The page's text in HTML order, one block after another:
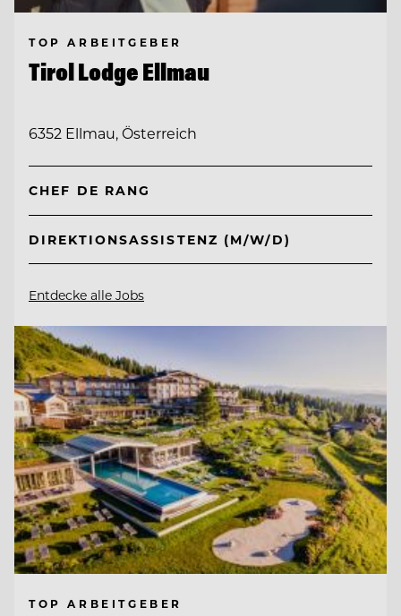
TOP ARBEITGEBER
Tirol Lodge Ellmau
6352 Ellmau, Österreich
CHEF DE RANG
DIREKTIONSASSISTENZ (M/W/D)
Entdecke alle Jobs
TOP ARBEITGEBER